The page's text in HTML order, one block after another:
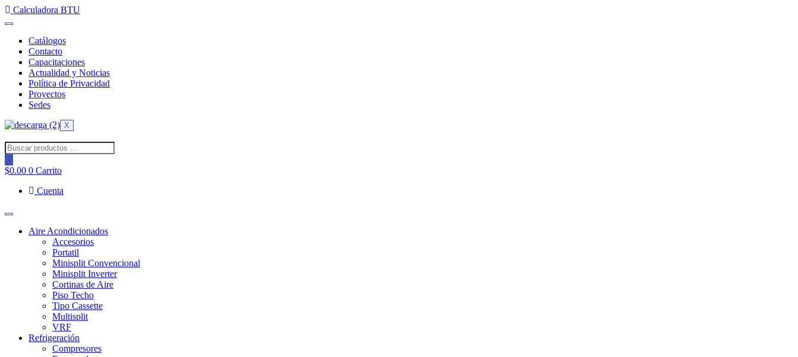
Ir Calculadora BTU
Catálogos
Contacto
Capacitaciones
Actualidad y Noticias
Política de Privacidad
Proyectos
Sedes
X
Búsqueda
de
productos
$0.00 0 Carrito
Cuenta
Aire Acondicionados
Accesorios
Portatil
Minisplit Convencional
Minisplit Inverter
Cortinas de Aire
Piso Techo
Tipo Cassette
Multisplit
VRF
Refrigeración
Compresores